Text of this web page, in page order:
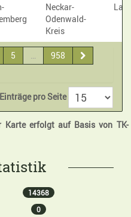
Neckar-
Odenwald-
Kreis
5 958
Einträge pro Seite
Karte erfolgt auf Basis von TK-
14368
0